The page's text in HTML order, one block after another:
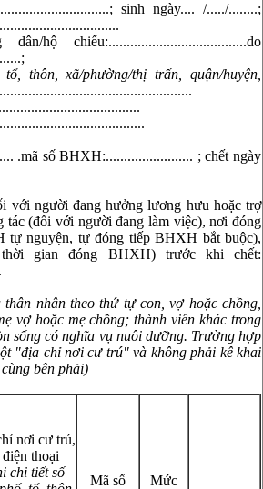
sinh ngày.... /...../........;
hộ chiếu:......................................do
thôn, xã/phường/thị trấn, quận/huyện,
.mã số BHXH:........................ ; chết ngày
người đang hưởng lương hưu hoặc trợ
(đối với người đang làm việc), nơi đóng
nguyện, tự đóng tiếp BHXH bắt buộc),
gian đóng BHXH) trước khi chết:
nhân theo thứ tự con, vợ hoặc chồng,
vợ hoặc mẹ chồng; thành viên khác trong
sống có nghĩa vụ nuôi dưỡng. Trường hợp
"địa chỉ nơi cư trú" và không phải kê khai
bên phải)
nơi cư trú,
điện thoại
chi tiết số
Mã số Mức